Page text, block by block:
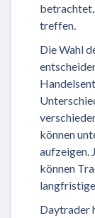
betrachtet,
treffen.
Die Wahl
können
aufzeigen.
können
langfristige
Daytrader